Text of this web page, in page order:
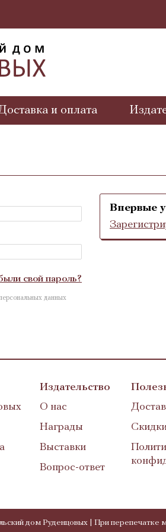
и оплата
свой пароль?
данных
Впервые у
Издательство
О нас
Награды
Выставки
Вопрос-ответ
дом Руденцовых | При перепечатке